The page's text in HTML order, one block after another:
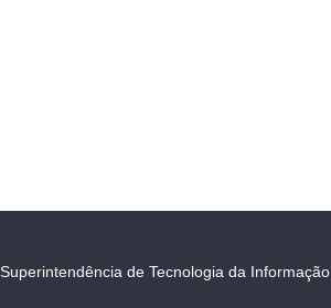
Superintendência de Tecnologia da Informação